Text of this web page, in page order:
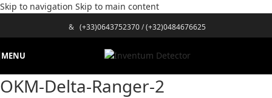
Skip to navigation Skip to main content
& (+33)0643752370/(+32)0484676625
MENU
OKM-Delta-Ranger-2